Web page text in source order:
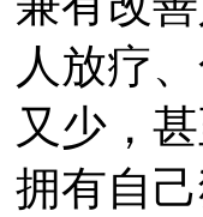
人放疗
又少，
拥有自己